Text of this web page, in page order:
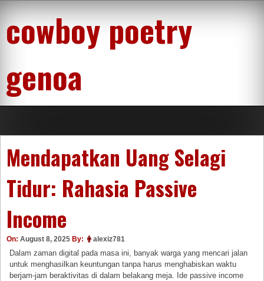
content
cowboy poetry
genoa
Mendapatkan Uang Selagi
Tidur: Rahasia Passive
Income
On: August 8, 2025 By: alexiz781
Dalam zaman digital pada masa ini, banyak warga yang mencari jalan
untuk menghasilkan keuntungan tanpa harus menghabiskan waktu
berjam-jam beraktivitas di dalam belakang meja. Ide passive income